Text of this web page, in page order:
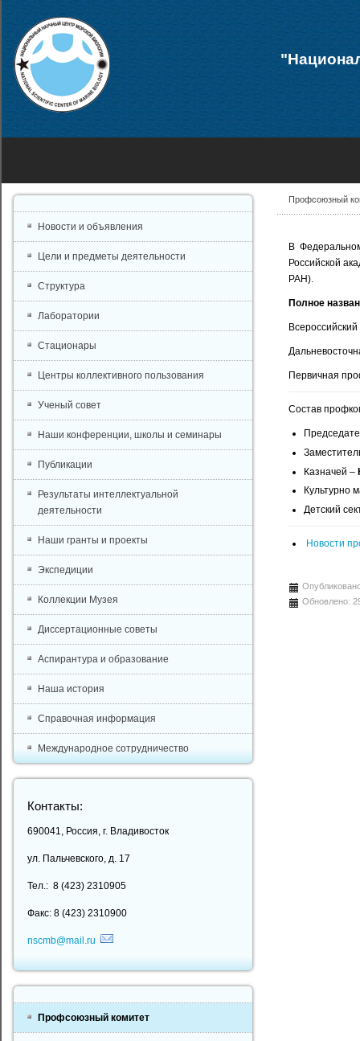
Профсоюзный
В
Российской
РАН).
Полное
Первичная
Состав
Казначей –
Культурно
Детский
Новости
Обновлено:
Новости и объявления
Цели и предметы деятельности
Структура
Лаборатории
Стационары
Центры коллективного пользования
Ученый совет
Наши конференции, школы и семинары
Публикации
Результаты интеллектуальной
деятельности
Наши гранты и проекты
Экспедиции
Коллекции Музея
Диссертационные советы
Аспирантура и образование
Наша история
Справочная информация
Международное сотрудничество
Контакты:
690041, Россия, г. Владивосток
ул. Пальчевского, д. 17
Тел.: 8 (423) 2310905
Факс: 8 (423) 2310900
nscmb@mail.ru
Профсоюзный комитет